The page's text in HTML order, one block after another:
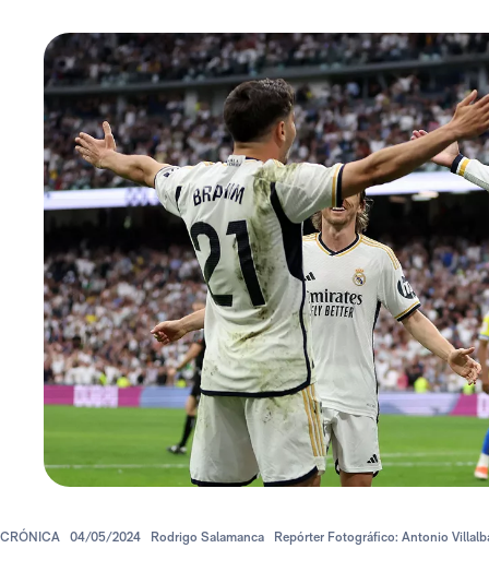
CRÓNICA 04/05/2024 Rodrigo Salamanca Repórter Fotográfico: Antonio